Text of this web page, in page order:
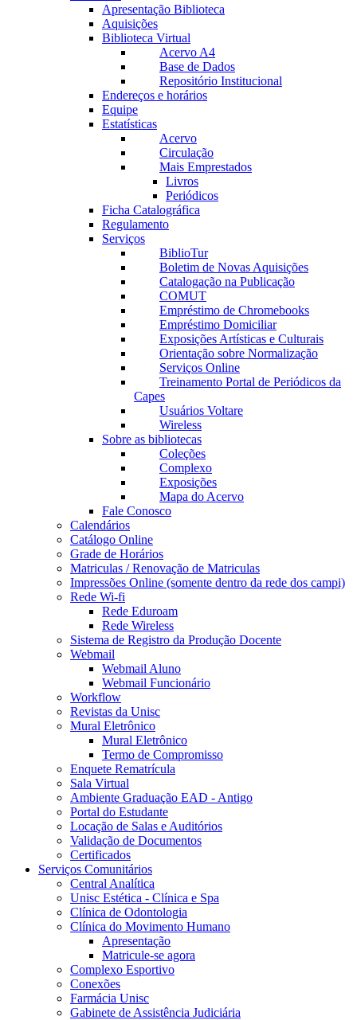
Apresentação Biblioteca
Aquisições
Biblioteca Virtual
Acervo A4
Base de Dados
Repositório Institucional
Endereços e horários
Equipe
Estatísticas
Acervo
Circulação
Mais Emprestados
Livros
Periódicos
Ficha Catalográfica
Regulamento
Serviços
BiblioTur
Boletim de Novas Aquisições
Catalogação na Publicação
COMUT
Empréstimo de Chromebooks
Empréstimo Domiciliar
Exposições Artísticas e Culturais
Orientação sobre Normalização
Serviços Online
Treinamento Portal de Periódicos da
Capes
Usuários Voltare
Wireless
Sobre as bibliotecas
Coleções
Complexo
Exposições
Mapa do Acervo
Fale Conosco
Calendários
Catálogo Online
Grade de Horários
Matriculas / Renovação de Matriculas
Impressões Online (somente dentro da rede dos campi)
Rede Wi-fi
Rede Eduroam
Rede Wireless
Sistema de Registro da Produção Docente
Webmail
Webmail Aluno
Webmail Funcionário
Workflow
Revistas da Unisc
Mural Eletrônico
Mural Eletrônico
Termo de Compromisso
Enquete Rematrícula
Sala Virtual
Ambiente Graduação EAD - Antigo
Portal do Estudante
Locação de Salas e Auditórios
Validação de Documentos
Certificados
Serviços Comunitários
Central Analítica
Unisc Estética - Clínica e Spa
Clínica de Odontologia
Clínica do Movimento Humano
Apresentação
Matricule-se agora
Complexo Esportivo
Conexões
Farmácia Unisc
Gabinete de Assistência Judiciária